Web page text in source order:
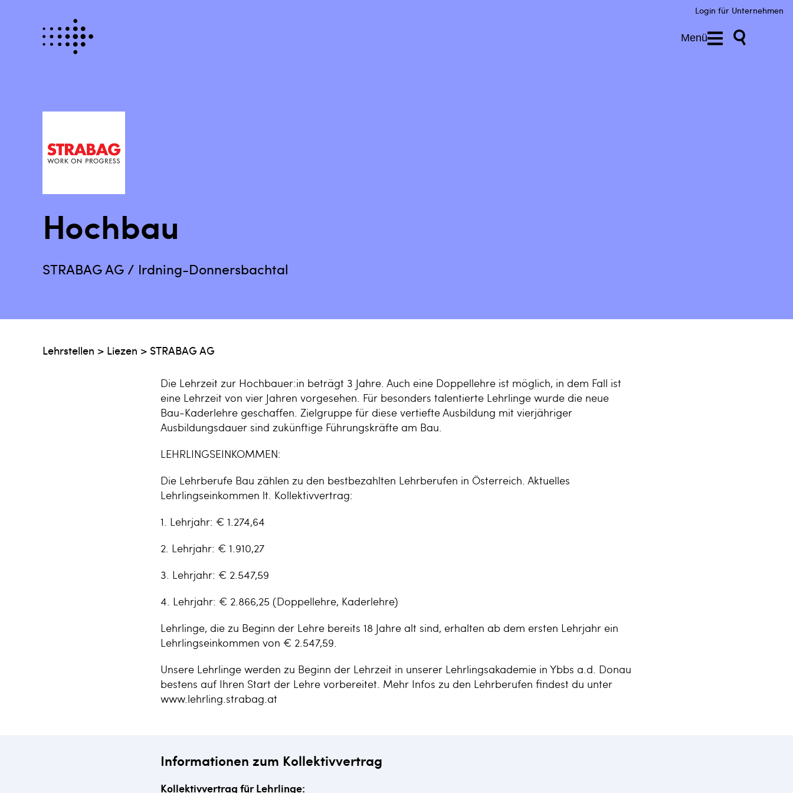
Menü
Login für Unternehmen
Hochbau
STRABAG AG / Irdning-Donnersbachtal
Lehrstellen > Liezen > STRABAG AG
Die Lehrzeit zur Hochbauer:in beträgt 3 Jahre. Auch eine Doppellehre ist möglich, in dem Fall ist
eine Lehrzeit von vier Jahren vorgesehen. Für besonders talentierte Lehrlinge wurde die neue
Bau-Kaderlehre geschaffen. Zielgruppe für diese vertiefte Ausbildung mit vierjähriger
Ausbildungsdauer sind zukünftige Führungskräfte am Bau.
LEHRLINGSEINKOMMEN:
Die Lehrberufe Bau zählen zu den bestbezahlten Lehrberufen in Österreich. Aktuelles
Lehrlingseinkommen lt. Kollektivvertrag:
1. Lehrjahr: € 1.274,64
2. Lehrjahr: € 1.910,27
3. Lehrjahr: € 2.547,59
4. Lehrjahr: € 2.866,25 (Doppellehre, Kaderlehre)
Lehrlinge, die zu Beginn der Lehre bereits 18 Jahre alt sind, erhalten ab dem ersten Lehrjahr ein
Lehrlingseinkommen von € 2.547,59.
Unsere Lehrlinge werden zu Beginn der Lehrzeit in unserer Lehrlingsakademie in Ybbs a.d. Donau
bestens auf Ihren Start der Lehre vorbereitet. Mehr Infos zu den Lehrberufen findest du unter
www.lehrling.strabag.at
Informationen zum Kollektivvertrag
Kollektivvertrag für Lehrlinge: